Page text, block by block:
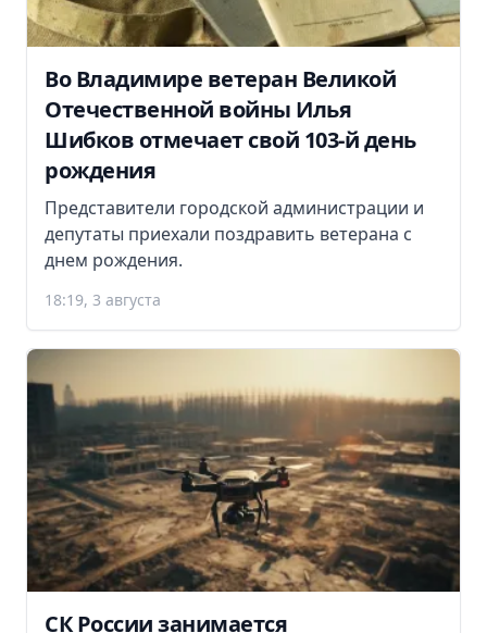
Во Владимире ветеран Великой
Отечественной войны Илья
Шибков отмечает свой 103-й день
рождения
Представители городской администрации и
депутаты приехали поздравить ветерана с
днем рождения.
18:19, 3 августа
СК России занимается